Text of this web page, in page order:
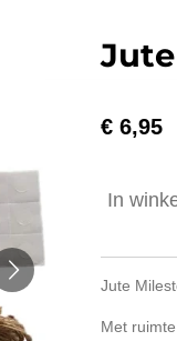
€ 6,95
In
Jute
Met